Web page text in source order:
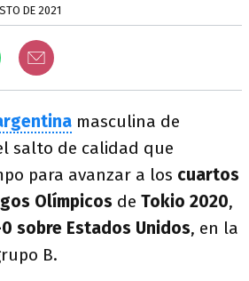
DE 2021
masculina de
salto de calidad que
para avanzar a los cuartos
Olímpicos de Tokio 2020,
sobre Estados Unidos, en la
B.